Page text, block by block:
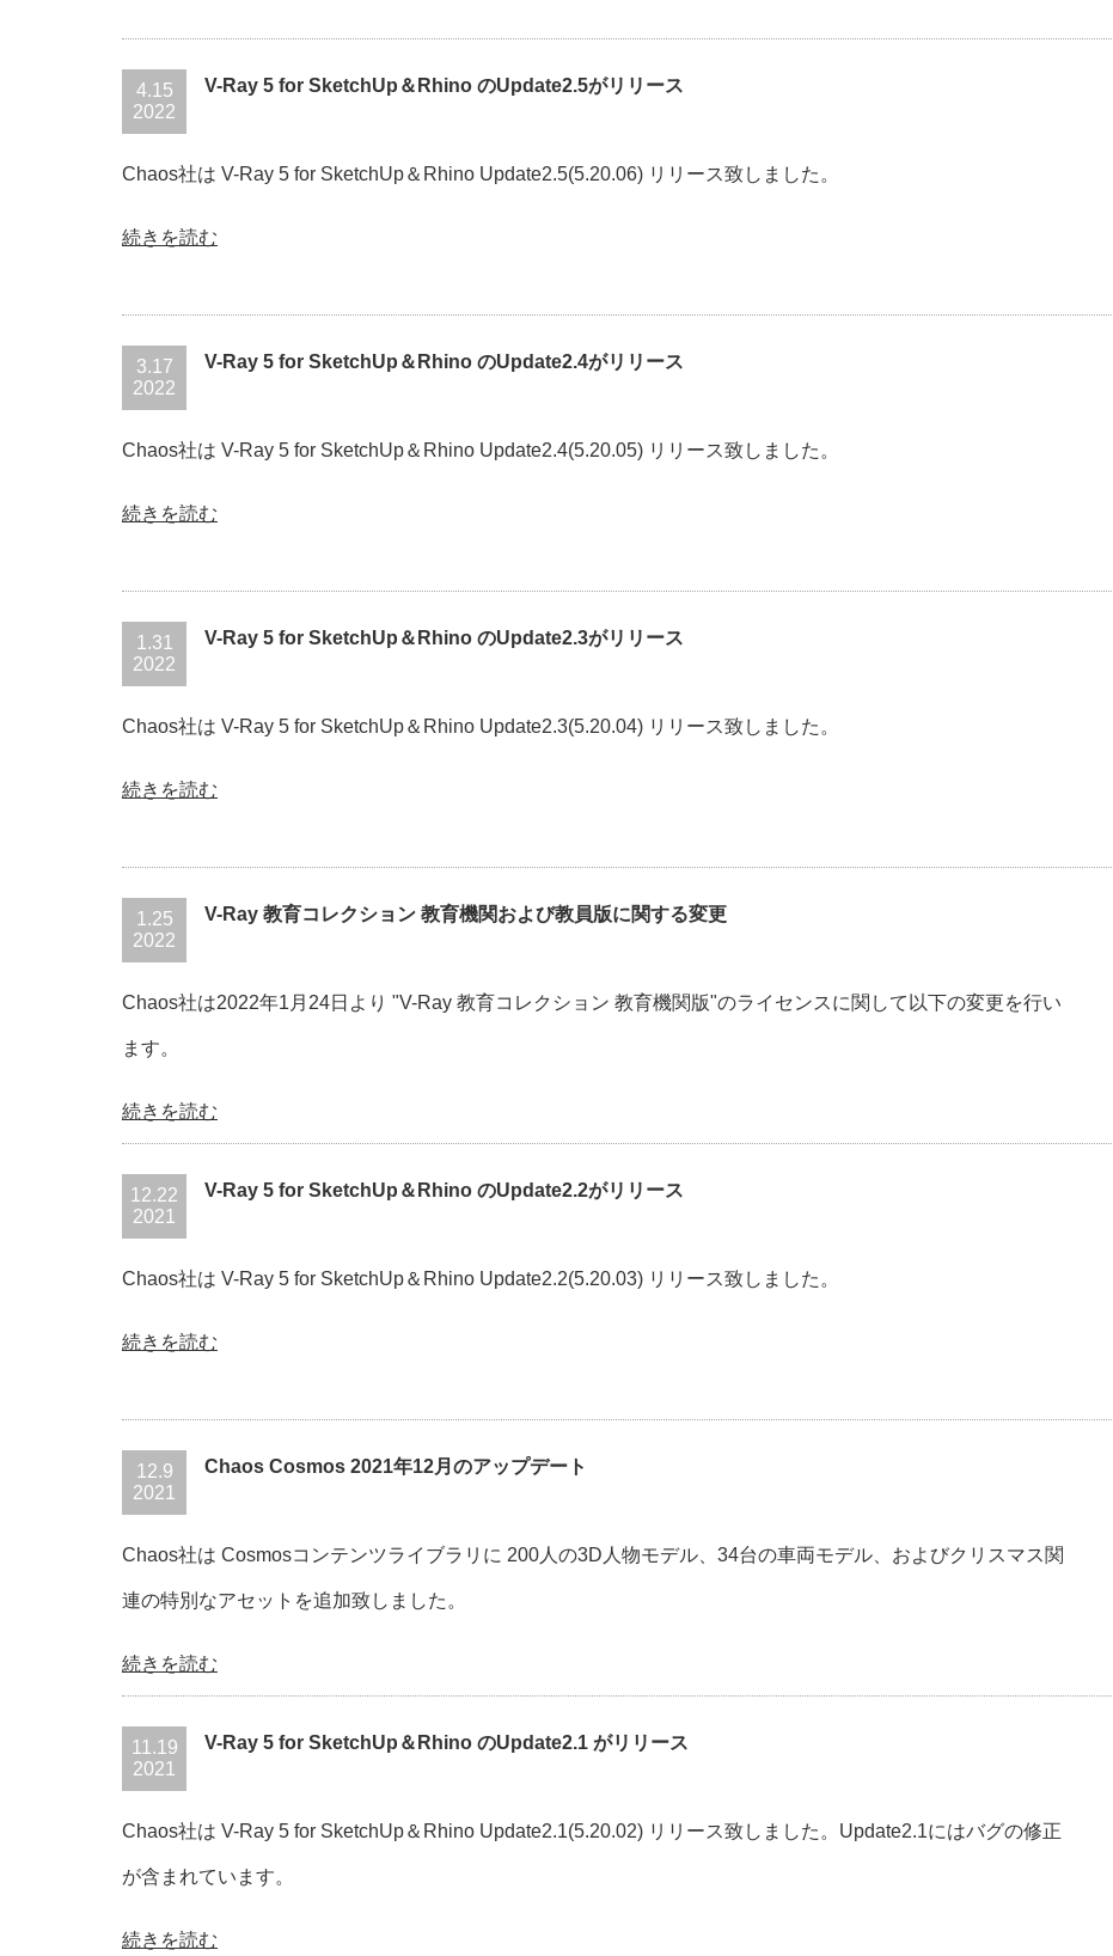
4.15
2022
V-Ray 5 for SketchUp＆Rhino のUpdate2.5がリリース
Chaos社は V-Ray 5 for SketchUp＆Rhino Update2.5(5.20.06) リリース致しました。
続きを読む
3.17
2022
V-Ray 5 for SketchUp＆Rhino のUpdate2.4がリリース
Chaos社は V-Ray 5 for SketchUp＆Rhino Update2.4(5.20.05) リリース致しました。
続きを読む
1.31
2022
V-Ray 5 for SketchUp＆Rhino のUpdate2.3がリリース
Chaos社は V-Ray 5 for SketchUp＆Rhino Update2.3(5.20.04) リリース致しました。
続きを読む
1.25
2022
V-Ray 教育コレクション 教育機関および教員版に関する変更
Chaos社は2022年1月24日より "V-Ray 教育コレクション 教育機関版"のライセンスに関して以下の変更を行い
ます。
続きを読む
12.22
2021
V-Ray 5 for SketchUp＆Rhino のUpdate2.2がリリース
Chaos社は V-Ray 5 for SketchUp＆Rhino Update2.2(5.20.03) リリース致しました。
続きを読む
12.9
2021
Chaos Cosmos 2021年12月のアップデート
Chaos社は Cosmosコンテンツライブラリに 200人の3D人物モデル、34台の車両モデル、およびクリスマス関
連の特別なアセットを追加致しました。
続きを読む
11.19
2021
V-Ray 5 for SketchUp＆Rhino のUpdate2.1 がリリース
Chaos社は V-Ray 5 for SketchUp＆Rhino Update2.1(5.20.02) リリース致しました。Update2.1にはバグの修正
が含まれています。
続きを読む